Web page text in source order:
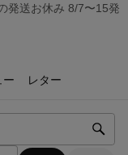
発送お休み 8/7〜15発
ー レター